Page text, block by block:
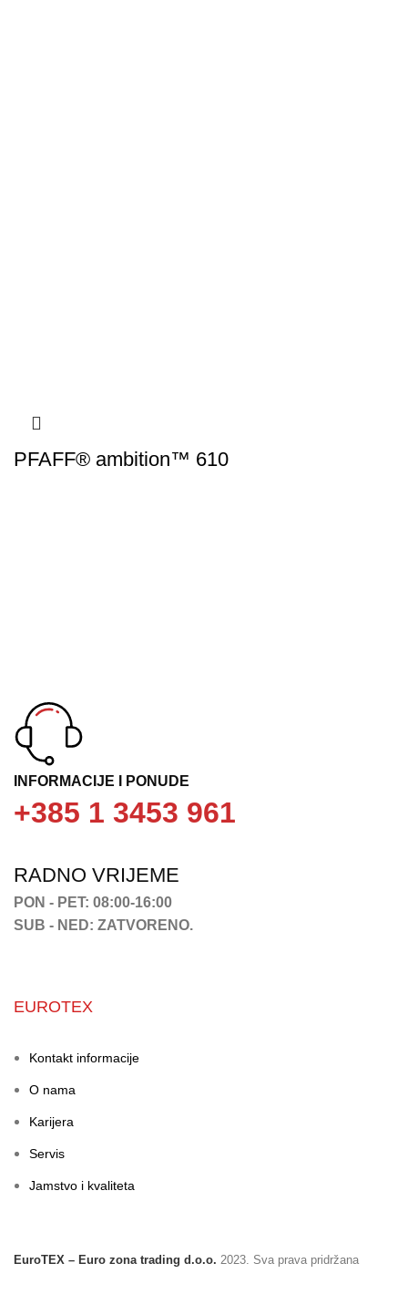
PFAFF® ambition™ 610
INFORMACIJE I PONUDE
+385 1 3453 961
RADNO VRIJEME
PON - PET: 08:00-16:00
SUB - NED: ZATVORENO.
EUROTEX
Kontakt informacije
O nama
Karijera
Servis
Jamstvo i kvaliteta
EuroTEX – Euro zona trading d.o.o. 2023. Sva prava pridržana